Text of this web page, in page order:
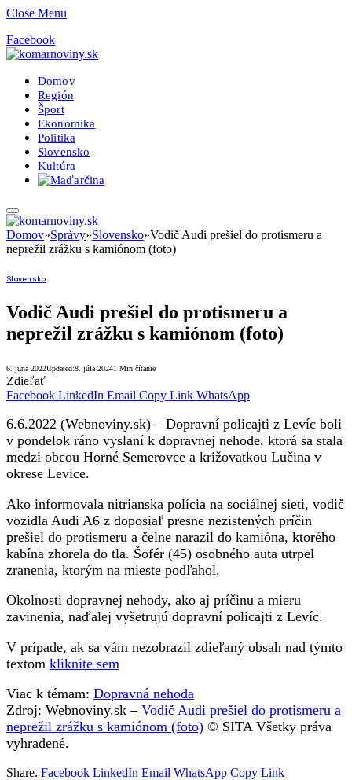
Close Menu
Facebook
Domov
Región
Šport
Ekonomika
Politika
Slovensko
Kultúra
Domov»Správy»Slovensko»Vodič Audi prešiel do protismeru a
neprežil zrážku s kamiónom (foto)
Slovensko
Vodič Audi prešiel do protismeru a
neprežil zrážku s kamiónom (foto)
6. júna 2022Updated:8. júla 20241 Min čítanie
Zdieľať
Facebook LinkedIn Email Copy Link WhatsApp
6.6.2022 (Webnoviny.sk) – Dopravní policajti z Levíc boli
v pondelok ráno vyslaní k dopravnej nehode, ktorá sa stala
medzi obcou Horné Semerovce a križovatkou Lučina v
okrese Levice.
Ako informovala nitrianska polícia na sociálnej sieti, vodič
vozidla Audi A6 z doposiaľ presne nezistených príčin
prešiel do protismeru a čelne narazil do kamióna, ktorého
kabína zhorela do tla. Šofér (45) osobného auta utrpel
zranenia, ktorým na mieste podľahol.
Okolnosti dopravnej nehody, ako aj príčinu a mieru
zavinenia, naďalej vyšetrujú dopravní policajti z Levíc.
V prípade, ak sa vám nezobrazil zdieľaný obsah nad týmto
textom kliknite sem
Viac k témam: Dopravná nehoda
Zdroj: Webnoviny.sk – Vodič Audi prešiel do protismeru a
neprežil zrážku s kamiónom (foto) © SITA Všetky práva
vyhradené.
Share. Facebook LinkedIn Email WhatsApp Copy Link